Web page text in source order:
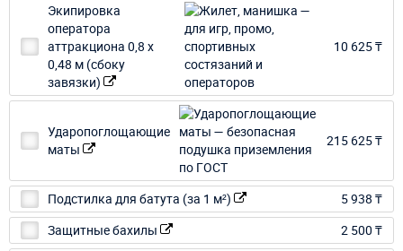
Экипировка
оператора
аттракциона 0,8 х
0,48 м (сбоку
завязки)
10 625 ₸
Ударопоглощающие
маты
215 625 ₸
Подстилка для батута (за 1 м²)
5 938 ₸
Защитные бахилы
2 500 ₸